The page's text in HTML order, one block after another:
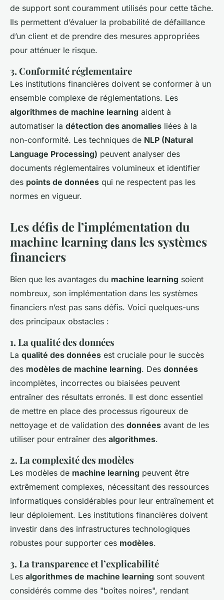
de support sont couramment utilisés pour cette tâche.
Ils permettent d’évaluer la probabilité de défaillance
d’un client et de prendre des mesures appropriées
pour atténuer le risque.
3. Conformité réglementaire
Les institutions financières doivent se conformer à un
ensemble complexe de réglementations. Les
algorithmes de machine learning aident à
automatiser la détection des anomalies liées à la
non-conformité. Les techniques de NLP (Natural
Language Processing) peuvent analyser des
documents réglementaires volumineux et identifier
des points de données qui ne respectent pas les
normes en vigueur.
Les défis de l’implémentation du
machine learning dans les systèmes
financiers
Bien que les avantages du machine learning soient
nombreux, son implémentation dans les systèmes
financiers n’est pas sans défis. Voici quelques-uns
des principaux obstacles :
1. La qualité des données
La qualité des données est cruciale pour le succès
des modèles de machine learning. Des données
incomplètes, incorrectes ou biaisées peuvent
entraîner des résultats erronés. Il est donc essentiel
de mettre en place des processus rigoureux de
nettoyage et de validation des données avant de les
utiliser pour entraîner des algorithmes.
2. La complexité des modèles
Les modèles de machine learning peuvent être
extrêmement complexes, nécessitant des ressources
informatiques considérables pour leur entraînement et
leur déploiement. Les institutions financières doivent
investir dans des infrastructures technologiques
robustes pour supporter ces modèles.
3. La transparence et l’explicabilité
Les algorithmes de machine learning sont souvent
considérés comme des "boîtes noires", rendant